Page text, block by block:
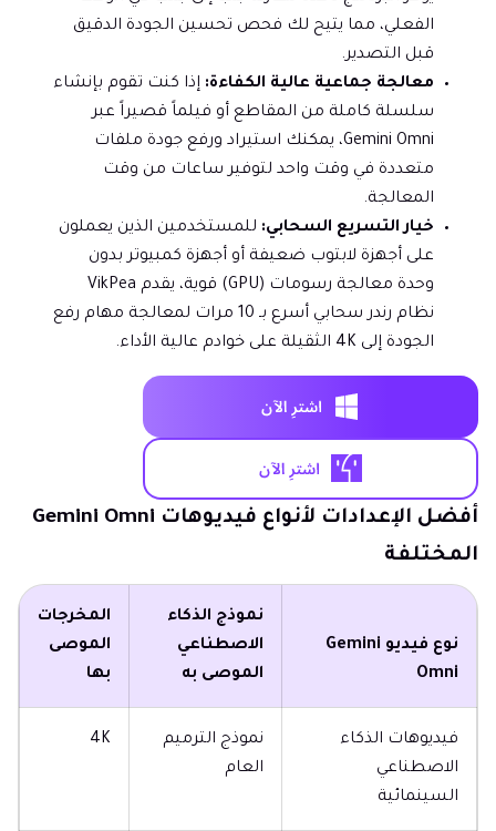
الفعلي، مما يتيح لك فحص تحسين الجودة الدقيق
قبل التصدير.
معالجة جماعية عالية الكفاءة: إذا كنت تقوم بإنشاء
سلسلة كاملة من المقاطع أو فيلماً قصيراً عبر
Gemini Omni، يمكنك استيراد ورفع جودة ملفات
متعددة في وقت واحد لتوفير ساعات من وقت
المعالجة.
خيار التسريع السحابي: للمستخدمين الذين يعملون
على أجهزة لابتوب ضعيفة أو أجهزة كمبيوتر بدون
وحدة معالجة رسومات (GPU) قوية، يقدم VikPea
نظام رندر سحابي أسرع بـ 10 مرات لمعالجة مهام رفع
الجودة إلى 4K الثقيلة على خوادم عالية الأداء.
أفضل الإعدادات لأنواع فيديوهات Gemini Omni
المختلفة
نوع فيديو Gemini
Omni
نموذج الذكاء
الاصطناعي
الموصى به
المخرجات
الموصى
بها
فيديوهات الذكاء
الاصطناعي
السينمائية
نموذج الترميم
العام
4K